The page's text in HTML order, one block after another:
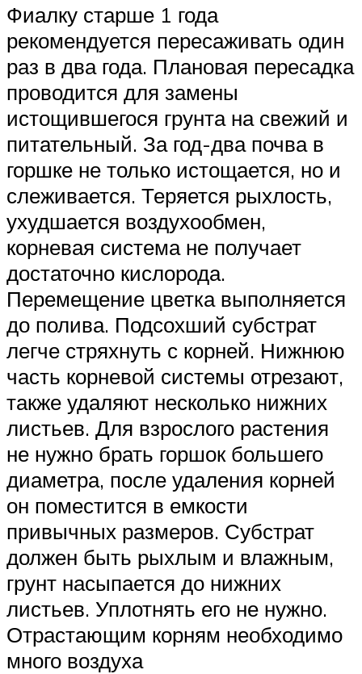
Фиалку старше 1 года
рекомендуется пересаживать один
раз в два года. Плановая пересадка
проводится для замены
истощившегося грунта на свежий и
питательный. За год-два почва в
горшке не только истощается, но и
слеживается. Теряется рыхлость,
ухудшается воздухообмен,
корневая система не получает
достаточно кислорода.
Перемещение цветка выполняется
до полива. Подсохший субстрат
легче стряхнуть с корней. Нижнюю
часть корневой системы отрезают,
также удаляют несколько нижних
листьев. Для взрослого растения
не нужно брать горшок большего
диаметра, после удаления корней
он поместится в емкости
привычных размеров. Субстрат
должен быть рыхлым и влажным,
грунт насыпается до нижних
листьев. Уплотнять его не нужно.
Отрастающим корням необходимо
много воздуха